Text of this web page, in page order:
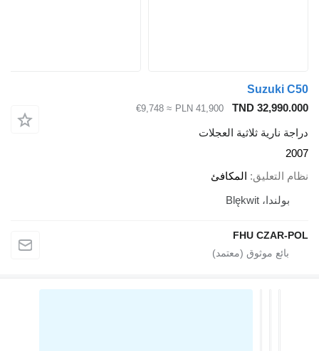
Suzuki C50
TND 32,990.000
PLN 41,900
≈ €9,748
دراجة نارية ثلاثية العجلات
2007
نظام التعليق المكافئ
بولندا، Blękwit
FHU CZAR-POL